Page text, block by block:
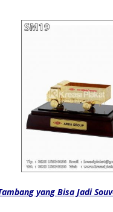
yang Bisa Jadi